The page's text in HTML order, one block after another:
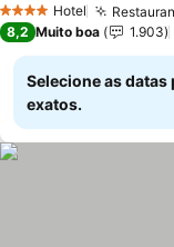
4 EstrelasHotel
8,2 Muito boa 1.903
Selecione as
exatos.